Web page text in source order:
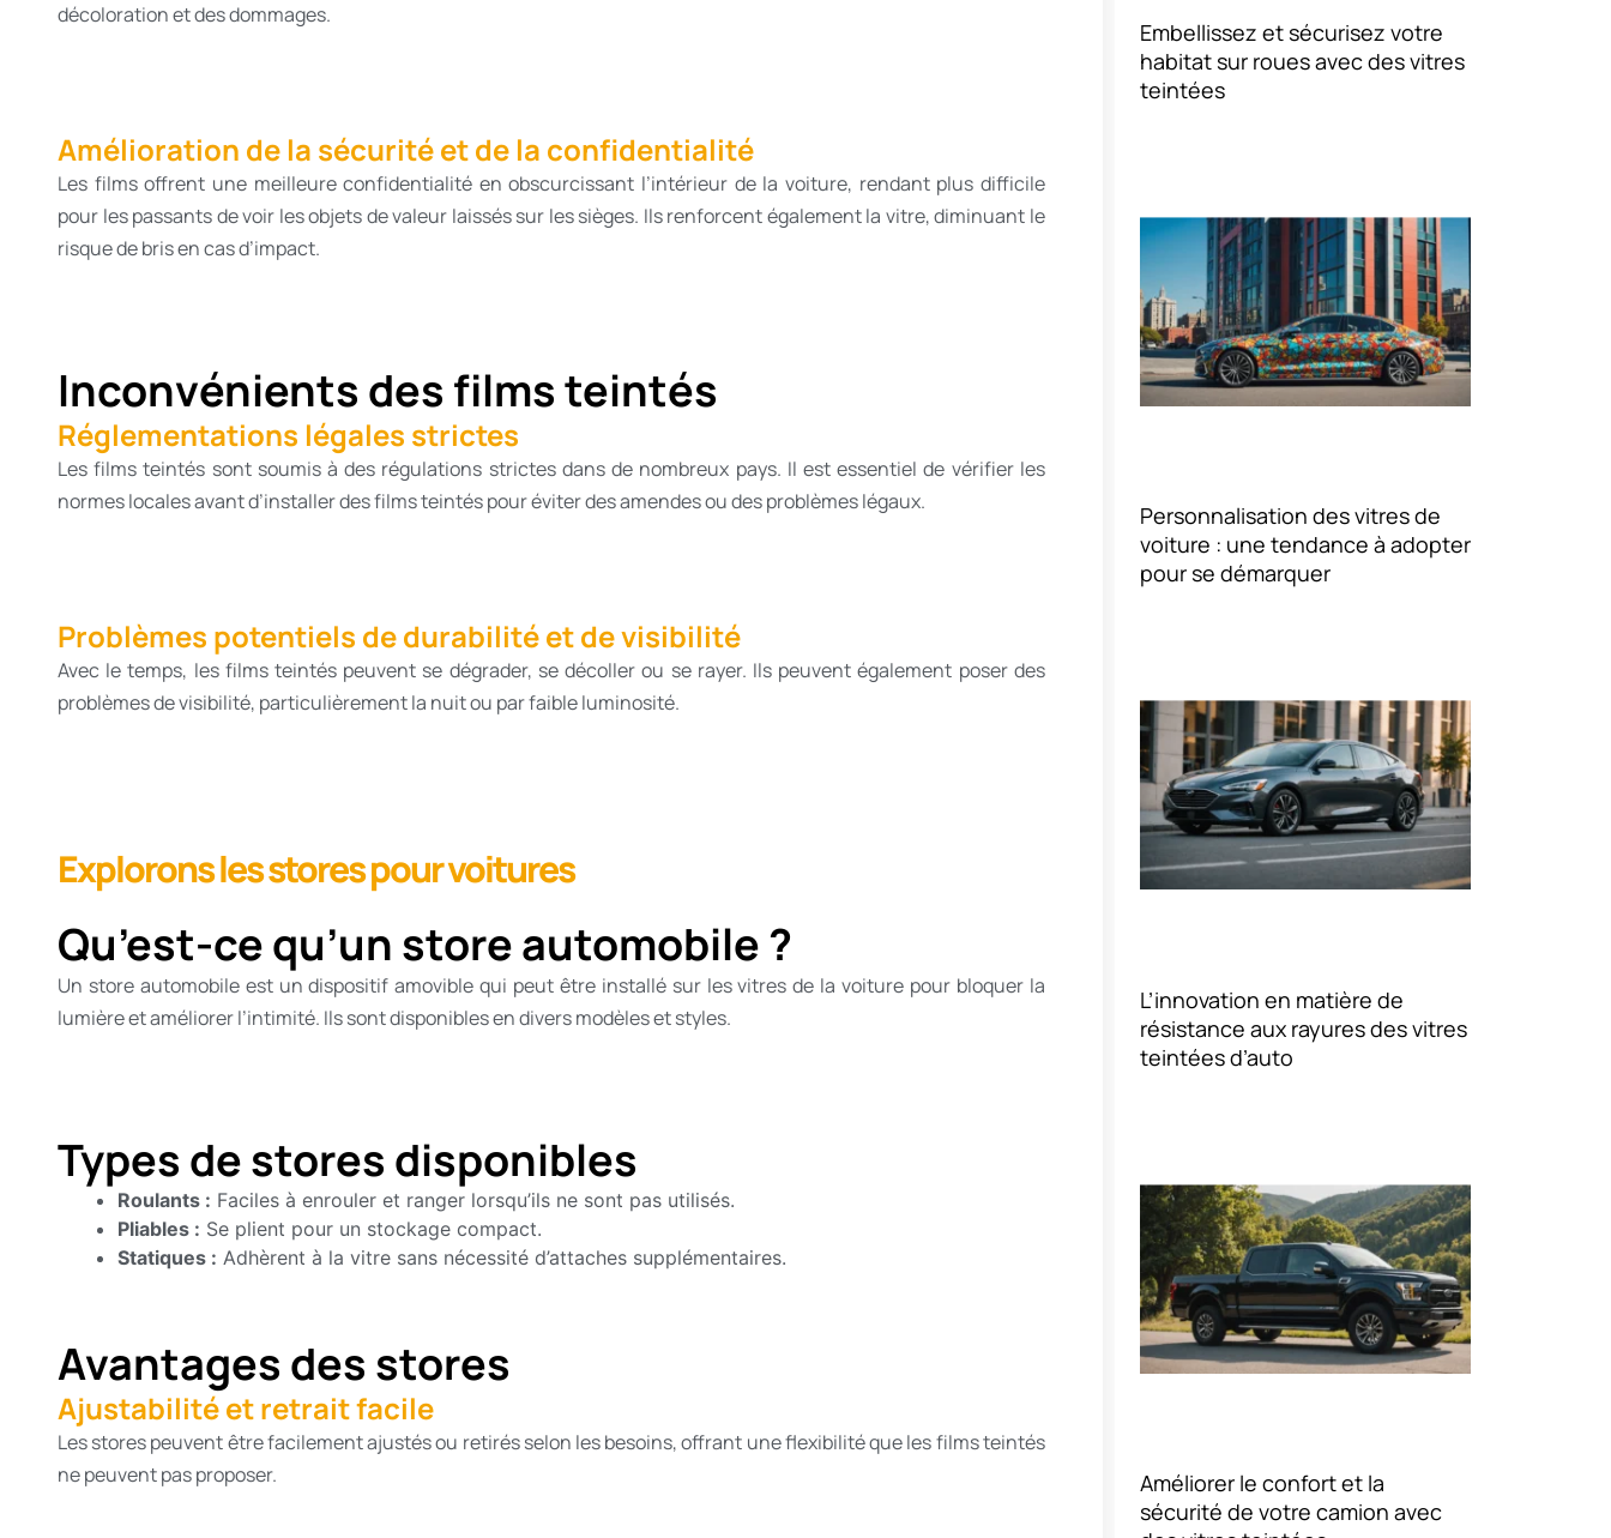
décoloration et des dommages.
Amélioration de la sécurité et de la confidentialité
Les films offrent une meilleure confidentialité en obscurcissant l’intérieur de la voiture, rendant plus difficile
pour les passants de voir les objets de valeur laissés sur les sièges. Ils renforcent également la vitre, diminuant le
risque de bris en cas d’impact.
Inconvénients des films teintés
Réglementations légales strictes
Les films teintés sont soumis à des régulations strictes dans de nombreux pays. Il est essentiel de vérifier les
normes locales avant d’installer des films teintés pour éviter des amendes ou des problèmes légaux.
Problèmes potentiels de durabilité et de visibilité
Avec le temps, les films teintés peuvent se dégrader, se décoller ou se rayer. Ils peuvent également poser des
problèmes de visibilité, particulièrement la nuit ou par faible luminosité.
Explorons les stores pour voitures
Qu’est-ce qu’un store automobile ?
Un store automobile est un dispositif amovible qui peut être installé sur les vitres de la voiture pour bloquer la
lumière et améliorer l’intimité. Ils sont disponibles en divers modèles et styles.
Types de stores disponibles
Roulants : Faciles à enrouler et ranger lorsqu’ils ne sont pas utilisés.
Pliables : Se plient pour un stockage compact.
Statiques : Adhèrent à la vitre sans nécessité d’attaches supplémentaires.
Avantages des stores
Ajustabilité et retrait facile
Les stores peuvent être facilement ajustés ou retirés selon les besoins, offrant une flexibilité que les films teintés
ne peuvent pas proposer.
Embellissez et sécurisez votre
habitat sur roues avec des vitres
teintées
Personnalisation des vitres de
voiture : une tendance à adopter
pour se démarquer
L’innovation en matière de
résistance aux rayures des vitres
teintées d’auto
Améliorer le confort et la
sécurité de votre camion avec